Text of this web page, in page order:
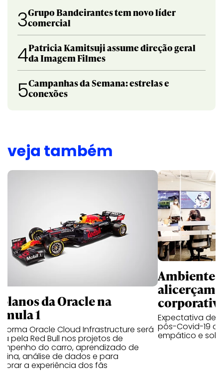
3Grupo Bandeirantes tem novo líder
comercial
4Patricia Kamitsuji assume direção geral
da Imagem Filmes
5Campanhas da Semana: estrelas e
conexões
veja também
da Oracle na
1
Oracle Cloud Infrastructure será
pela Red Bull nos projetos de
do carro, aprendizado de
análise de dados e para
a experiência dos fãs
Ambientes
alicerçam
Expectativa de
pós-Covid-19
empático e